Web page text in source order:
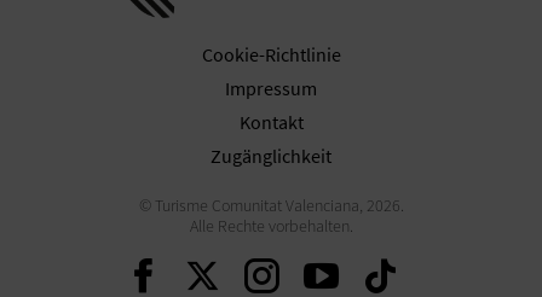
Cookie-Richtlinie
Impressum
Kontakt
Zugänglichkeit
© Turisme Comunitat Valenciana, 2026.
Alle Rechte vorbehalten.
Weiter auf Facebook
Weiter auf Twitter
Weiter auf
Weiter auf